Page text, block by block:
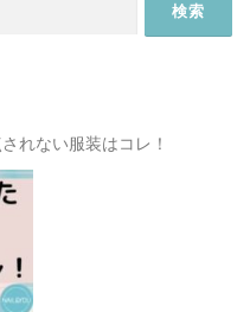
れない服装はコレ！